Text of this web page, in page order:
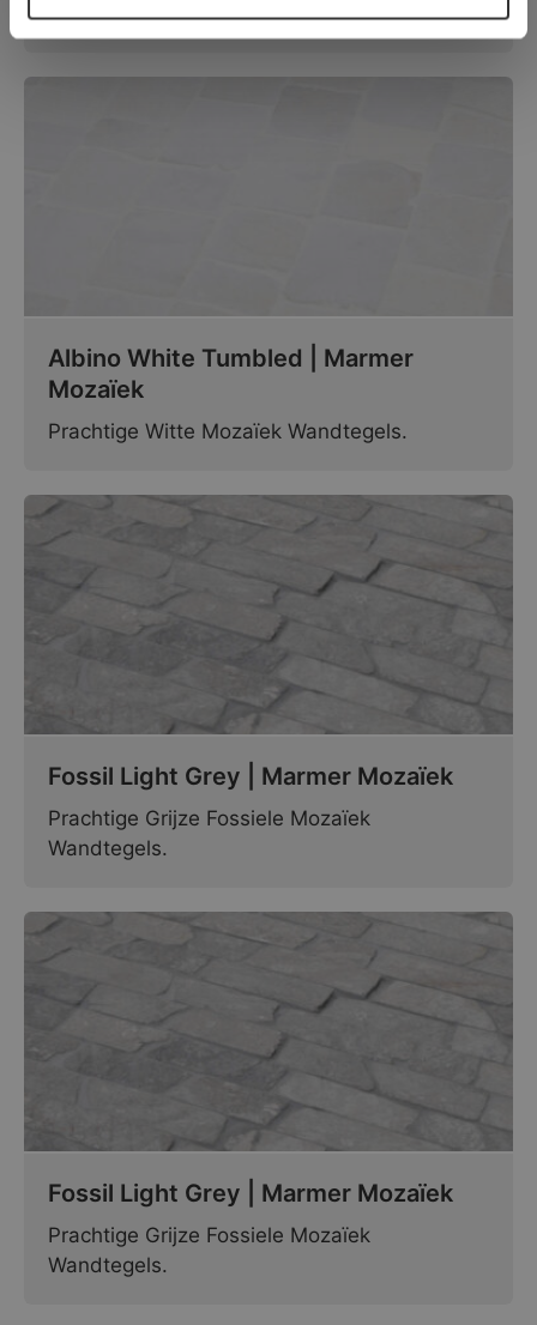
Prachtige Witte Mozaïek Wandtegels.
Albino White Tumbled | Marmer
Mozaïek
Prachtige Witte Mozaïek Wandtegels.
Fossil Light Grey | Marmer Mozaïek
Prachtige Grijze Fossiele Mozaïek
Wandtegels.
Fossil Light Grey | Marmer Mozaïek
Prachtige Grijze Fossiele Mozaïek
Wandtegels.